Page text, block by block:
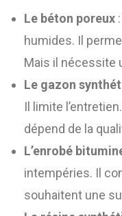
Le béton poreux
humides. Il
Mais il nécessite
Le gazon
Il limite
dépend de la
L’enrobé
intempéries. Il
souhaitent une